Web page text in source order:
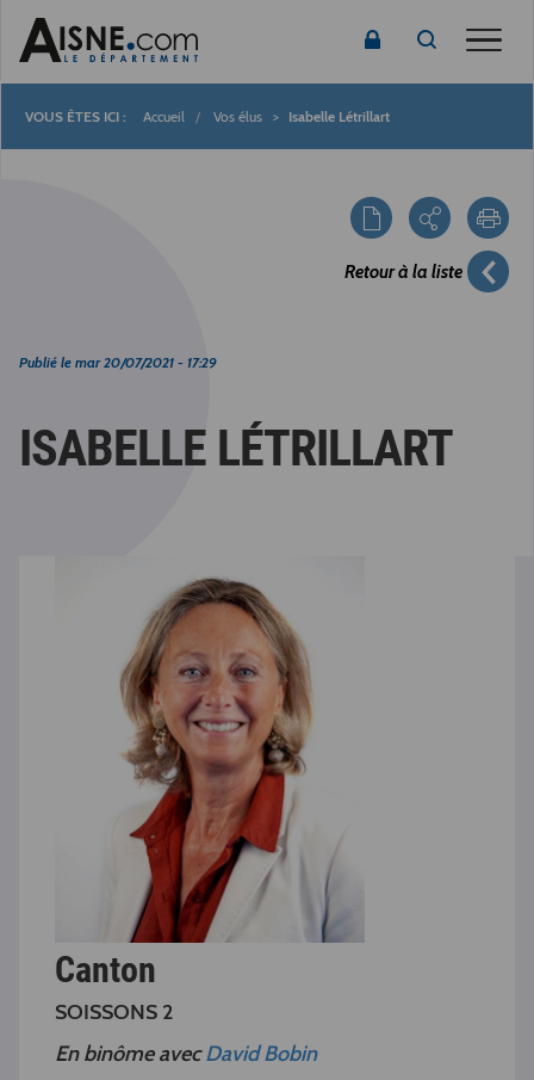
Fil
Accueil Vos élus Isabelle Létrillart
Retour à la liste
Publié le mar 20/07/2021 - 17:29
ISABELLE LÉTRILLART
Canton
SOISSONS 2
En binôme avecDavid Bobin